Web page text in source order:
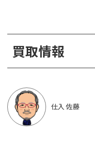
買取情報
仕入 佐藤